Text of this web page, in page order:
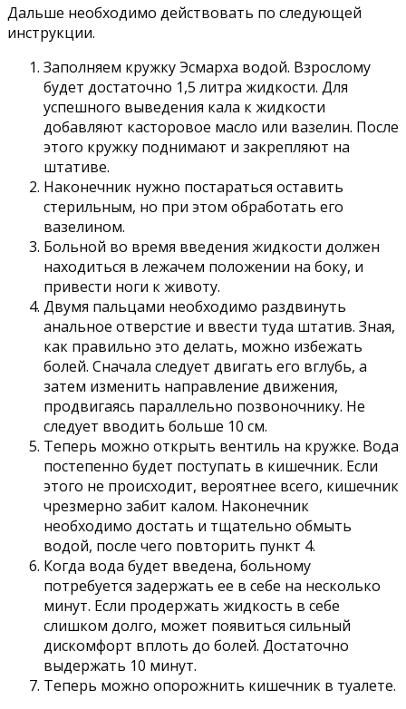
Дальше необходимо действовать по следующей
инструкции.
Заполняем кружку Эсмарха водой. Взрослому
будет достаточно 1,5 литра жидкости. Для
успешного выведения кала к жидкости
добавляют касторовое масло или вазелин. После
этого кружку поднимают и закрепляют на
штативе.
Наконечник нужно постараться оставить
стерильным, но при этом обработать его
вазелином.
Больной во время введения жидкости должен
находиться в лежачем положении на боку, и
привести ноги к животу.
Двумя пальцами необходимо раздвинуть
анальное отверстие и ввести туда штатив. Зная,
как правильно это делать, можно избежать
болей. Сначала следует двигать его вглубь, а
затем изменить направление движения,
продвигаясь параллельно позвоночнику. Не
следует вводить больше 10 см.
Теперь можно открыть вентиль на кружке. Вода
постепенно будет поступать в кишечник. Если
этого не происходит, вероятнее всего, кишечник
чрезмерно забит калом. Наконечник
необходимо достать и тщательно обмыть
водой, после чего повторить пункт 4.
Когда вода будет введена, больному
потребуется задержать ее в себе на несколько
минут. Если продержать жидкость в себе
слишком долго, может появиться сильный
дискомфорт вплоть до болей. Достаточно
выдержать 10 минут.
Теперь можно опорожнить кишечник в туалете.